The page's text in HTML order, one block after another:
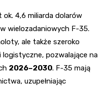
ok. 4,6 miliarda dolarów
wielozadaniowych F-35.
ale także szeroko
logistyczne, pozwalające na
2026–2030. F-35 mają
uzupełniając